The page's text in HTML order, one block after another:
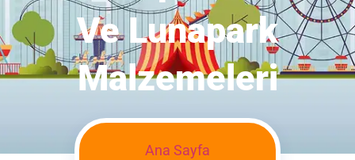
Ve Lunapark
Malzemeleri
Ana Sayfa